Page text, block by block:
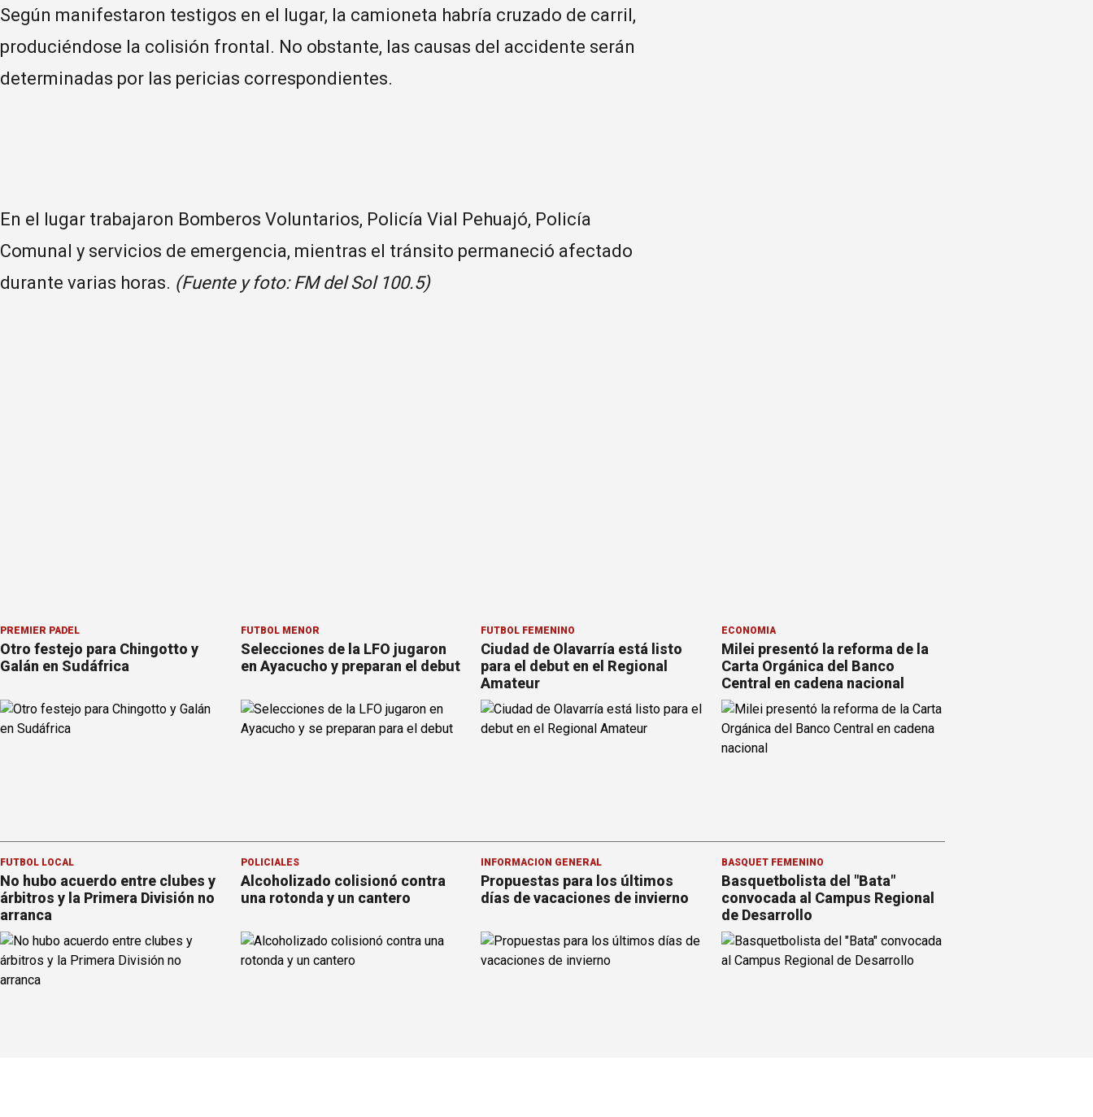
Según manifestaron testigos en el lugar, la camioneta habría cruzado de carril,
produciéndose la colisión frontal. No obstante, las causas del accidente serán
determinadas por las pericias correspondientes.
En el lugar trabajaron Bomberos Voluntarios, Policía Vial Pehuajó, Policía
Comunal y servicios de emergencia, mientras el tránsito permaneció afectado
durante varias horas. (Fuente y foto: FM del Sol 100.5)
PREMIER PÁDEL
Otro festejo para Chingotto y
Galán en Sudáfrica
FÚTBOL MENOR
Selecciones de la LFO jugaron
en Ayacucho y preparan el debut
FÚTBOL FEMENINO
Ciudad de Olavarría está listo
para el debut en el Regional
Amateur
ECONOMÍA
Milei presentó la reforma de la
Carta Orgánica del Banco
Central en cadena nacional
FÚTBOL LOCAL
No hubo acuerdo entre clubes y
árbitros y la Primera División no
arranca
POLICIALES
Alcoholizado colisionó contra
una rotonda y un cantero
INFORMACION GENERAL
Propuestas para los últimos
días de vacaciones de invierno
BÁSQUET FEMENINO
Basquetbolista del "Bata"
convocada al Campus Regional
de Desarrollo